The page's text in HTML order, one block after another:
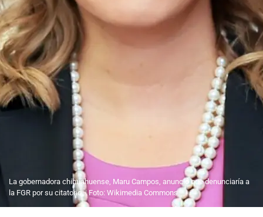
La gobernadora chihuahuense, Maru Campos, anunció que denunciaría a
la FGR por su citatorio. | Foto: Wikimedia Commons.